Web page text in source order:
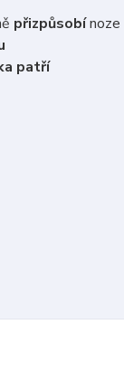
přizpůsobínoze
patří